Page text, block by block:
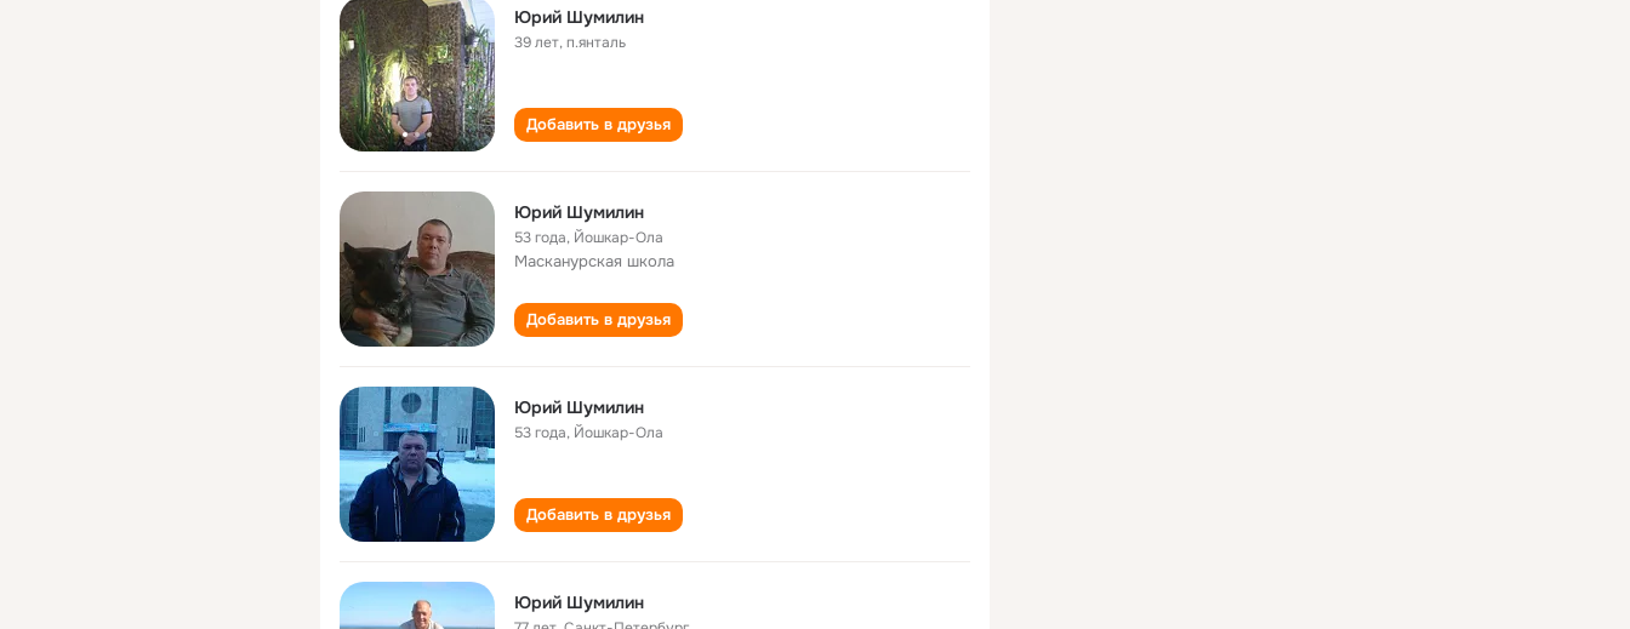
Юрий Шумилин
39 лет,п.янталь
Добавить в друзья
Юрий Шумилин
53 года, Йошкар-Ола
Масканурская школа
Добавить в друзья
Юрий Шумилин
53 года, Йошкар-Ола
Добавить в друзья
Юрий Шумилин